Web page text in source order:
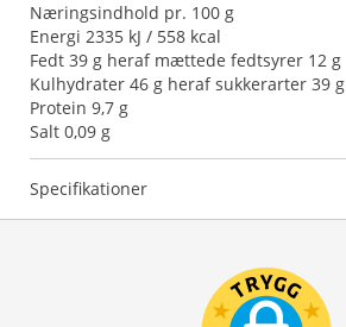
Næringsindhold pr. 100 g
Energi 2335 kJ / 558 kcal
Fedt 39 g heraf mættede fedtsyrer 12 g
Kulhydrater 46 g heraf sukkerarter 39 g
Protein 9,7 g
Salt 0,09 g
Specifikationer